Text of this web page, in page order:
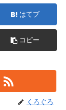
はてブ
コピー
くろぐろ